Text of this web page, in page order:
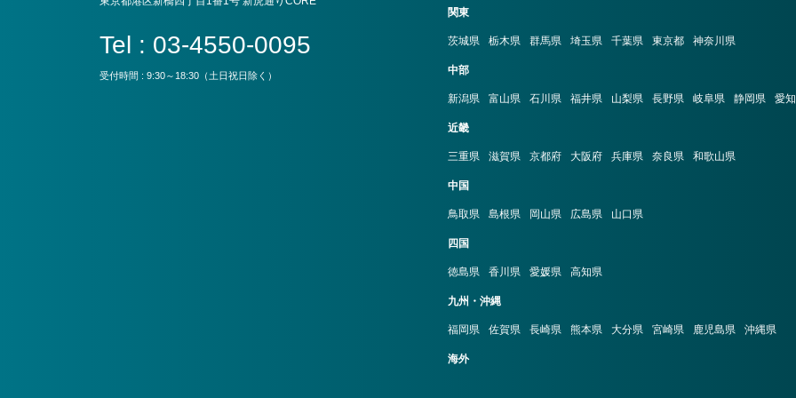
Tel : 03-4550-0095
受付時間 : 9:30～18:30（土日祝日除く）
関東
茨城県 栃木県 群馬県 埼玉県 千葉県 東京都 神奈川県
中部
新潟県 富山県 石川県 福井県 山梨県 長野県 岐阜県 静岡県 愛
近畿
三重県 滋賀県 京都府 大阪府 兵庫県 奈良県 和歌山県
中国
鳥取県 島根県 岡山県 広島県 山口県
四国
徳島県 香川県 愛媛県 高知県
九州・沖縄
福岡県 佐賀県 長崎県 熊本県 大分県 宮崎県 鹿児島県 沖縄県
海外